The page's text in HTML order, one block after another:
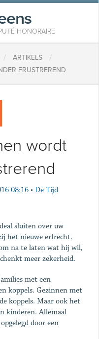
HONORAIRE
/ ARTIKELS /
FRUSTREREND
wordt
08:16 • De Tijd
sluiten over uw
het nieuwe erfrecht.
na te laten wat hij wil,
meer zekerheid.
met een
koppels. Gezinnen met
koppels. Maar ook het
kinderen. Allemaal
door een